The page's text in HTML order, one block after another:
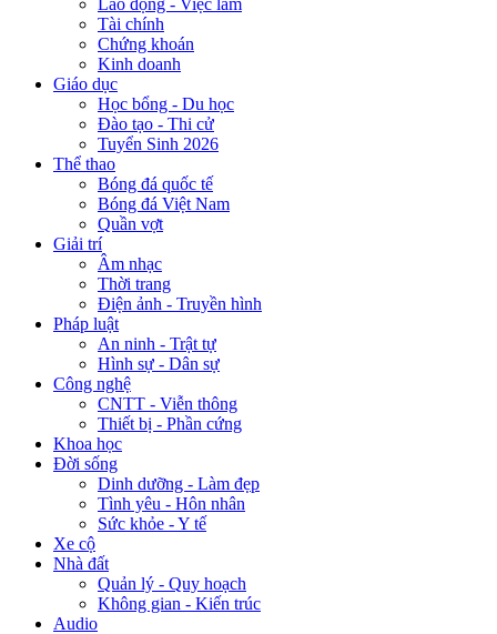
Lao động - Việc làm
Tài chính
Chứng khoán
Kinh doanh
Giáo dục
Học bổng - Du học
Đào tạo - Thi cử
Tuyển Sinh 2026
Thể thao
Bóng đá quốc tế
Bóng đá Việt Nam
Quần vợt
Giải trí
Âm nhạc
Thời trang
Điện ảnh - Truyền hình
Pháp luật
An ninh - Trật tự
Hình sự - Dân sự
Công nghệ
CNTT - Viễn thông
Thiết bị - Phần cứng
Khoa học
Đời sống
Dinh dưỡng - Làm đẹp
Tình yêu - Hôn nhân
Sức khỏe - Y tế
Xe cộ
Nhà đất
Quản lý - Quy hoạch
Không gian - Kiến trúc
Audio